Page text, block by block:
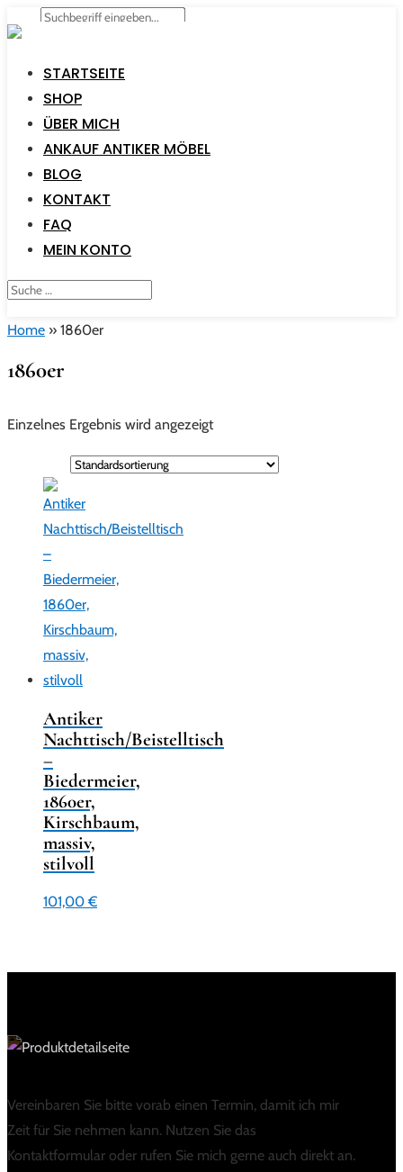
STARTSEITE
SHOP
ÜBER MICH
ANKAUF ANTIKER MÖBEL
BLOG
KONTAKT
FAQ
MEIN KONTO
Home » 1860er
1860er
Einzelnes Ergebnis wird angezeigt
Antiker
Nachttisch/Beistelltisch
–
Biedermeier,
1860er,
Kirschbaum,
massiv,
stilvoll
101,00€
Vereinbaren Sie bitte vorab einen Termin, damit ich mir
Zeit für Sie nehmen kann. Nutzen Sie das
Kontaktformular oder rufen Sie mich gerne auch direkt an.